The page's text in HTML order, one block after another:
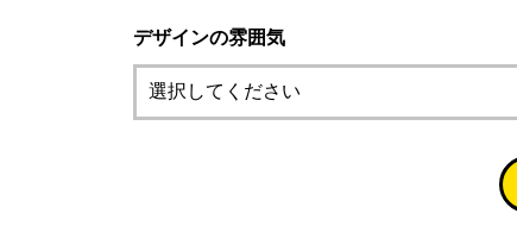
デザインの雰囲気